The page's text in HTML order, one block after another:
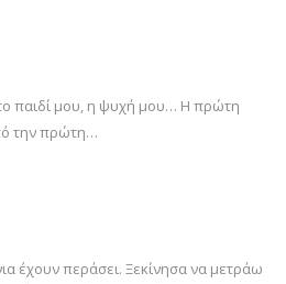
παιδί μου, η ψυχή μου… Η πρώτη
την πρώτη…
έχουν περάσει. Ξεκίνησα να μετράω